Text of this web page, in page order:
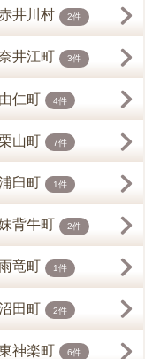
井川村 2件
井江町 3件
仁町 4件
山町 7件
臼町 1件
背牛町 2件
竜町 1件
田町 2件
神楽町 6件